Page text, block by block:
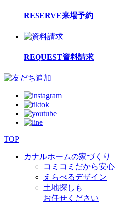
RESERVE来場予約
REQUEST資料請求
TOP
カナルホームの家づくり
コミコミだから安心
えらべるデザイン
土地探しも
お任せください